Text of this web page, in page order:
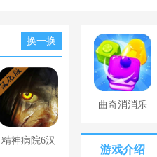
换一换
精神病院6汉
曲奇消消乐
游戏介绍